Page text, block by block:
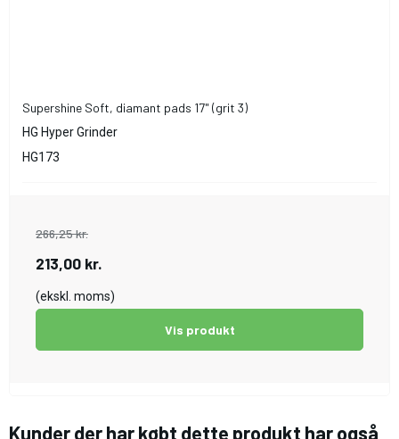
Supershine Soft, diamant pads 17" (grit 3)
HG Hyper Grinder
HG173
266,25 kr.
213,00 kr.
(ekskl. moms)
Vis produkt
Kunder der har købt dette produkt har også